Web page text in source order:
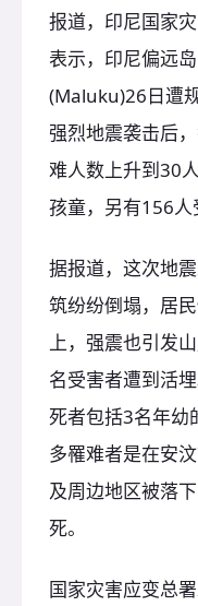
报道，印尼国家
表示，印尼偏远
(Maluku)26日遭
强烈地震袭击后
难人数上升到30
孩童，另有156人
据报道，这次地
筑纷纷倒塌，居
上，强震也引发
名受害者遭到活
死者包括3名年幼
多罹难者是在安
及周边地区被落
死。
国家灾害应变总